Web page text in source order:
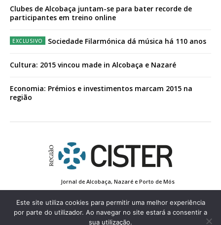
Clubes de Alcobaça juntam-se para bater recorde de
participantes em treino online
Sociedade Filarmónica dá música há 110 anos
Cultura: 2015 vincou made in Alcobaça e Nazaré
Economia: Prémios e investimentos marcam 2015 na
região
Jornal de Alcobaça, Nazaré e Porto de Mós
Estatuto Editorial
Contactos
Política de Privacidade
Conta de Registo
Edição Impressa
Este site utiliza cookies para permitir uma melhor experiência
por parte do utilizador. Ao navegar no site estará a consentir a
sua utilização.